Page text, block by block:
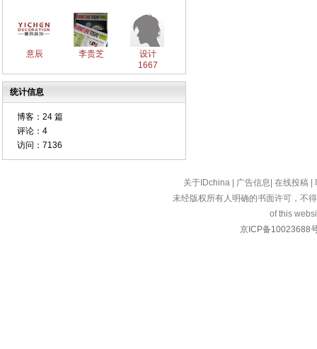
意辰 李贵芝
设计
1667
统计信息
博客： 24 篇
评论： 4
访问： 7136
关于IDchina 广告信息 在线投稿
未经版权所有人明确的书面许可，不
of this
京ICP备10023688